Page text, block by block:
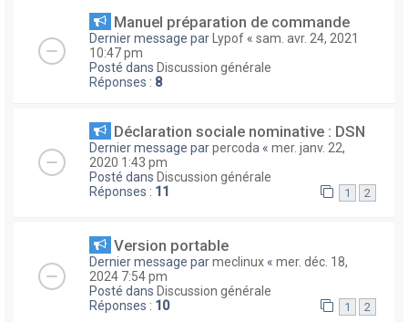
Manuel préparation de commande
Dernier message par Lypof « sam. avr. 24, 2021
10:47 pm
Posté dans Discussion générale
Réponses : 8
Déclaration sociale nominative : DSN
Dernier message parpercoda « mer. janv. 22,
2020 1:43 pm
Posté dans Discussion générale
Réponses : 11 1 2
Version portable
Dernier message parmeclinux « mer. déc. 18,
2024 7:54 pm
Posté dans Discussion générale
Réponses : 10 1 2